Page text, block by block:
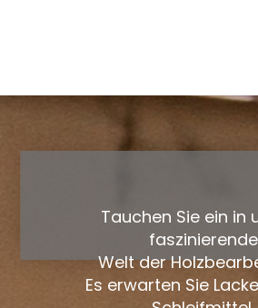
Tauchen Sie ein in
faszinierende
Welt der
Es erwarten Sie